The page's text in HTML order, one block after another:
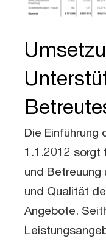
Die Einführung
1.1.2012 sorgt
und
und Qualität
Angebote.